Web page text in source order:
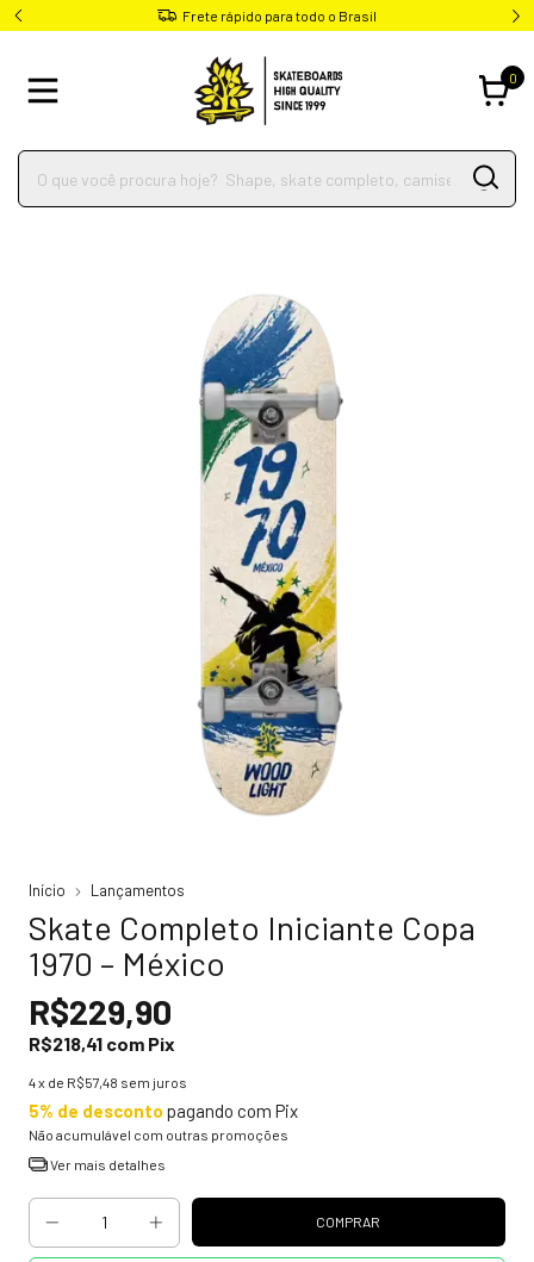
Frete rápido para todo o Brasil
0
Início Lançamentos
Skate Completo Iniciante Copa
1970 – México
R$229,90
R$218,41 com Pix
4x de R$57,48 sem juros
5% de desconto pagando com Pix
Não acumulável com outras promoções
Ver mais detalhes